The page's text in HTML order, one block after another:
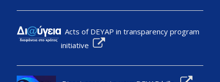
Acts of DEYAP in transparency program
initiative